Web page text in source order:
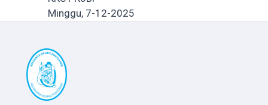
Minggu, 7-12-2025